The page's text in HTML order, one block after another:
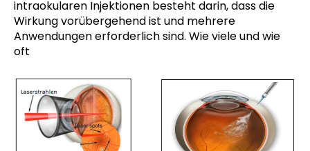
intraokularen Injektionen besteht darin, dass die
Wirkung vorübergehend ist und mehrere
Anwendungen erforderlich sind. Wie viele und wie
oft